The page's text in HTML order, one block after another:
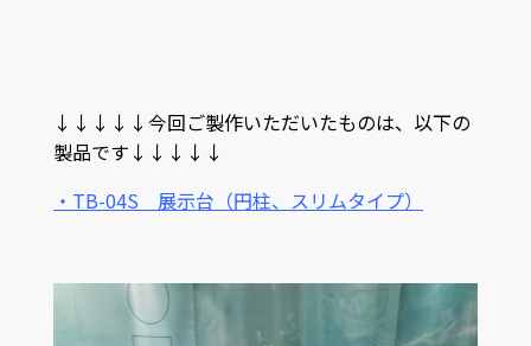
↓↓↓↓↓今回ご製作いただいたものは、以下の
製品です↓↓↓↓↓
・TB-04S 展示台（円柱、スリムタイプ）